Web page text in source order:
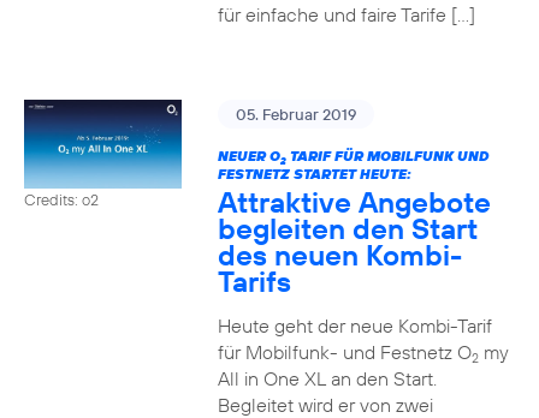
für einfache und faire Tarife […]
Credits: o2
05. Februar 2019
NEUER O2TARIF FÜR MOBILFUNK UND
FESTNETZ STARTET HEUTE:
Attraktive Angebote
begleiten den Start
des neuen Kombi-
Tarifs
Heute geht der neue Kombi-Tarif
für Mobilfunk- und Festnetz O2my
All in One XL an den Start.
Begleitet wird er von zwei